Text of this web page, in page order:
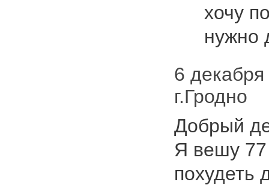
хочу
нужно
6
г.Гродно
Добрый
Я вешу 77
похудеть